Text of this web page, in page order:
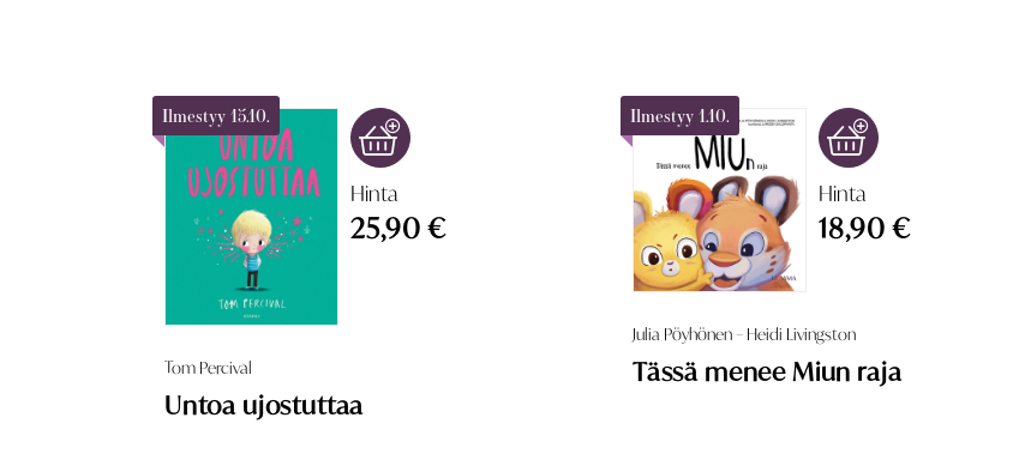
Ilmestyy 15.10.
Hinta
25,90 €
Tom Percival
Untoa ujostuttaa
Ilmestyy 1.10.
Hinta
18,90 €
Julia Pöyhönen – Heidi Livingston
Tässä menee Miun raja